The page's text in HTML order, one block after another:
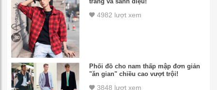
4982 lượt xem
Phối đồ cho nam thấp mập đơn giản
"ăn gian" chiều cao vượt trội!
3848 lượt xem